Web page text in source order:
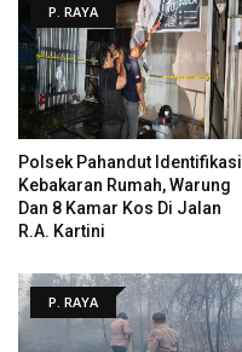
P. RAYA
Polsek Pahandut Identifikasi
Kebakaran Rumah, Warung
Dan 8 Kamar Kos Di Jalan
R.A. Kartini
P. RAYA